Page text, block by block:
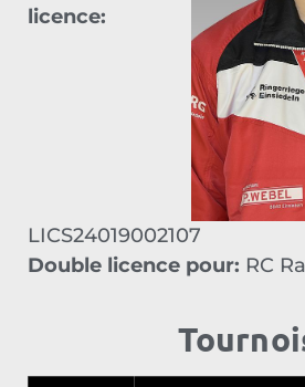
licence:
LICS24019002107
Double licence pour: RC